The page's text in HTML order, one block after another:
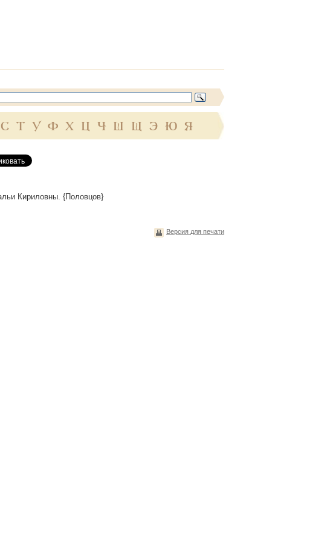
С Т У Ф Х Ц Ч Ш Щ Э Ю Я
Кириловны. {Половцов}
Версия для печати